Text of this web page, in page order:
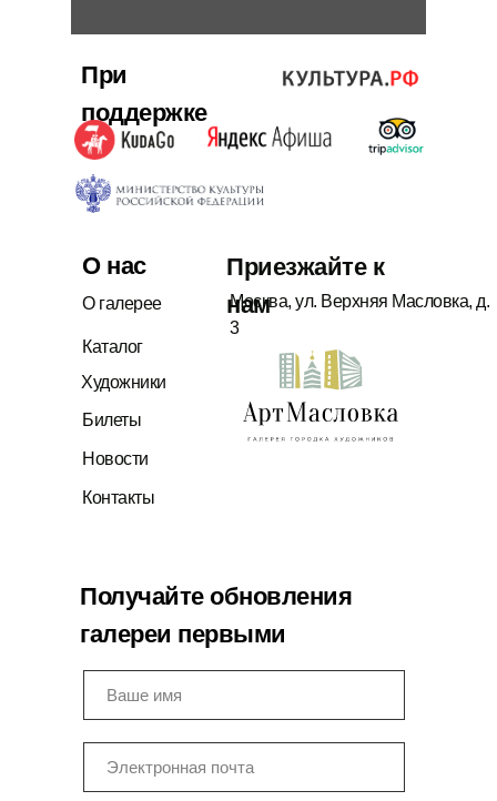
О галерее
Каталог
Билеты
Новости
Контакты
О нас
Приезжайте к
нам
Москва, ул. Верхняя Масловка, д.
3
Получайте обновления
галереи первыми
При
поддержке
Художники